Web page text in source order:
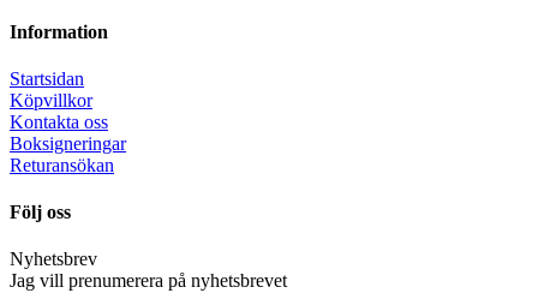
Information
Startsidan
Köpvillkor
Kontakta oss
Boksigneringar
Returansökan
Följ oss
Nyhetsbrev
Jag vill prenumerera på nyhetsbrevet